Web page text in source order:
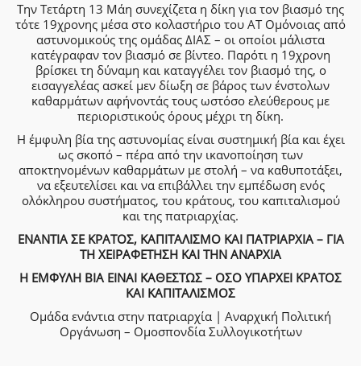
Την Τετάρτη 13 Μάη συνεχίζετα η δίκη για τον βιασμό της
τότε 19χρονης μέσα στο κολαστήριο του ΑΤ Ομόνοιας από
αστυνομικούς της ομάδας ΔΙΑΣ – οι οποίοι μάλιστα
κατέγραφαν τον βιασμό σε βίντεο. Παρότι η 19χρονη
βρίσκει τη δύναμη και καταγγέλει τον βιασμό της, ο
εισαγγελέας ασκεί μεν δίωξη σε βάρος των ένστολων
καθαρμάτων αφήνοντάς τους ωστόσο ελεύθερους με
περιοριστικούς όρους μέχρι τη δίκη.
Η έμφυλη βία της αστυνομίας είναι συστημική βία και έχει
ως σκοπό – πέρα από την ικανοποίηση των
αποκτηνομένων καθαρμάτων με στολή – να καθυποτάξει,
να εξευτελίσει και να επιβάλλει την εμπέδωση ενός
ολόκληρου συστήματος, του κράτους, του καπιταλισμού
και της πατριαρχίας.
ΕΝΑΝΤΙΑ ΣΕ ΚΡΑΤΟΣ, ΚΑΠΙΤΑΛΙΣΜΟ ΚΑΙ ΠΑΤΡΙΑΡΧΙΑ – ΓΙΑ
ΤΗ ΧΕΙΡΑΦΕΤΗΣΗ ΚΑΙ ΤΗΝ ΑΝΑΡΧΙΑ
Η ΕΜΦΥΛΗ ΒΙΑ ΕΙΝΑΙ ΚΑΘΕΣΤΩΣ – ΟΣΟ ΥΠΑΡΧΕΙ ΚΡΑΤΟΣ
ΚΑΙ ΚΑΠΙΤΑΛΙΣΜΟΣ
Ομάδα ενάντια στην πατριαρχία | Αναρχική Πολιτική
Οργάνωση – Ομοσπονδία Συλλογικοτήτων